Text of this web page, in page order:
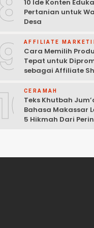
10 Ide Konten
Pertanian untuk
Desa
AFFILIATE
Cara Memilih
Tepat untuk
sebagai Affiliate
CERAMAH
Teks Khutbah
Bahasa Makassar
5 Hikmah Dari